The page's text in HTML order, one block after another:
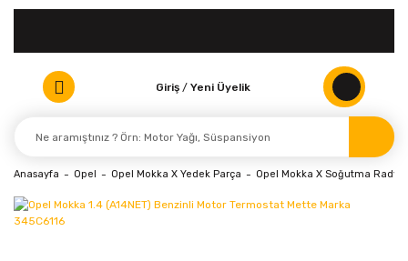
Giriş / Yeni Üyelik
Anasayfa Opel Opel Mokka X Yedek Parça Opel Mokka X Soğutma